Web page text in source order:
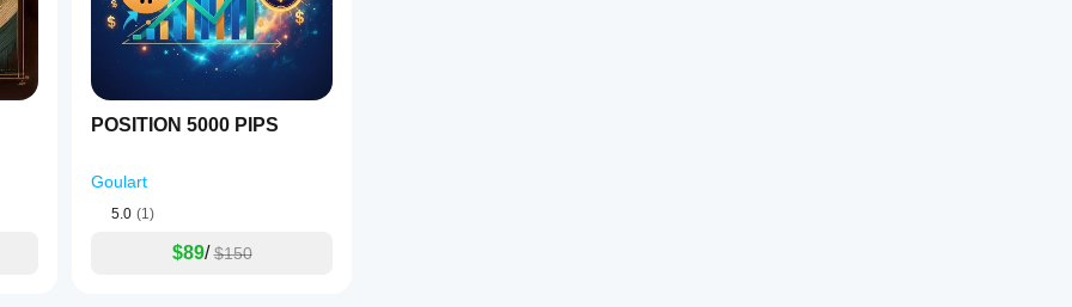
POSITION 5000 PIPS
Goulart
5.0 (1)
$89/ $150